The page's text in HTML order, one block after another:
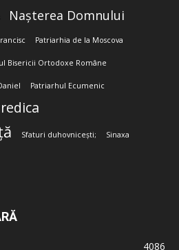
Nașterea Domnului
Patriarhia de la Moscova
Bisericii Ortodoxe Române
Patriarhul Ecumenic
Sfaturi duhovnicești; Sinaxa
4086